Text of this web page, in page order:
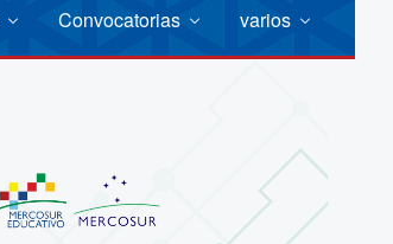
Convocatorias varios